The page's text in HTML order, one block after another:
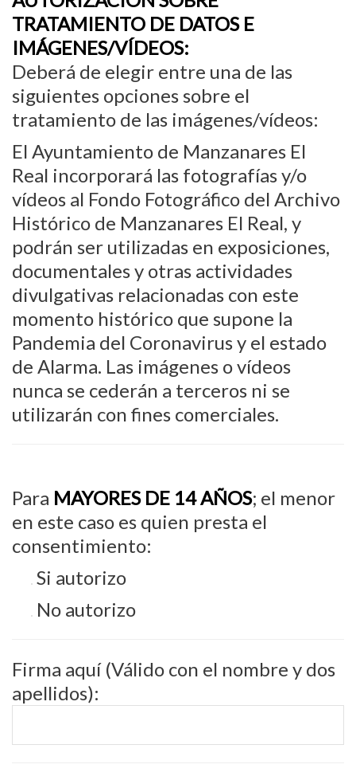
TRATAMIENTO DE DATOS E
IMÁGENES/VÍDEOS:
Deberá de elegir entre una de las
siguientes opciones sobre el
tratamiento de las imágenes/vídeos:
El Ayuntamiento de Manzanares El
Real incorporará las fotografías y/o
vídeos al Fondo Fotográfico del Archivo
Histórico de Manzanares El Real, y
podrán ser utilizadas en exposiciones,
documentales y otras actividades
divulgativas relacionadas con este
momento histórico que supone la
Pandemia del Coronavirus y el estado
de Alarma. Las imágenes o vídeos
nunca se cederán a terceros ni se
utilizarán con fines comerciales.
Para MAYORES DE 14 AÑOS; el menor
en este caso es quien presta el
consentimiento:
Si autorizo
No autorizo
Firma aquí (Válido con el nombre y dos
apellidos):